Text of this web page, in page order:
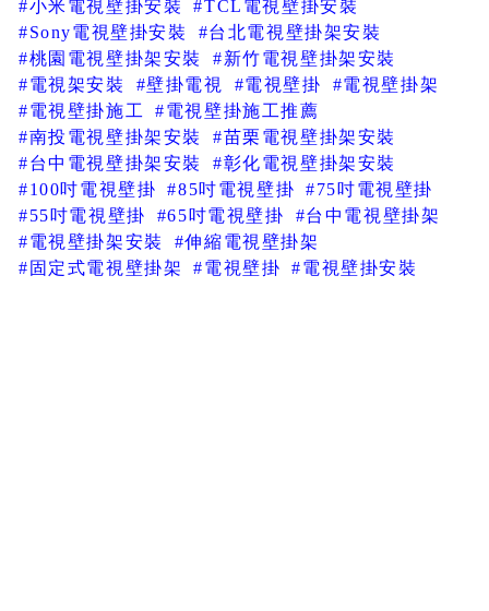
#小米電視壁掛安裝
#TCL電視壁掛安裝
#Sony電視壁掛安裝
#台北電視壁掛架安裝
#桃園電視壁掛架安裝
#新竹電視壁掛架安裝
#電視架安裝
#壁掛電視 #電視壁掛
#電視壁掛架
#電視壁掛施工
#電視壁掛施工推薦
#南投電視壁掛架安裝
#苗栗電視壁掛架安裝
#台中電視壁掛架安裝
#彰化電視壁掛架安裝
#100吋電視壁掛
#85吋電視壁掛
#75吋電視壁掛
#55吋電視壁掛
#65吋電視壁掛
#台中電視壁掛架
#電視壁掛架安裝
#伸縮電視壁掛架
#固定式電視壁掛架
#電視壁掛 #電視壁掛安裝